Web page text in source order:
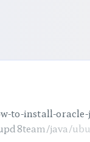
to-install-
java/